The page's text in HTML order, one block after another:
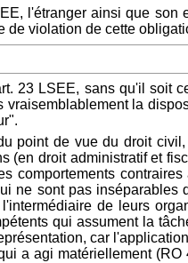
l'étranger ainsi que
de violation de cette
23 LSEE, sans qu'il soit
vraisemblablement la
point de vue du droit
(en droit administratif et
comportements
ne sont pas
de leurs
qui assument la
car
a agi matériellement